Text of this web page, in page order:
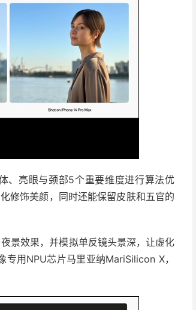
、亮眼与颈部5个重要维度进行算法优
修饰美颜，同时还能保留皮肤和五官的
景效果，并模拟单反镜头景深，让虚化
用NPU芯片马里亚纳MariSilicon X，